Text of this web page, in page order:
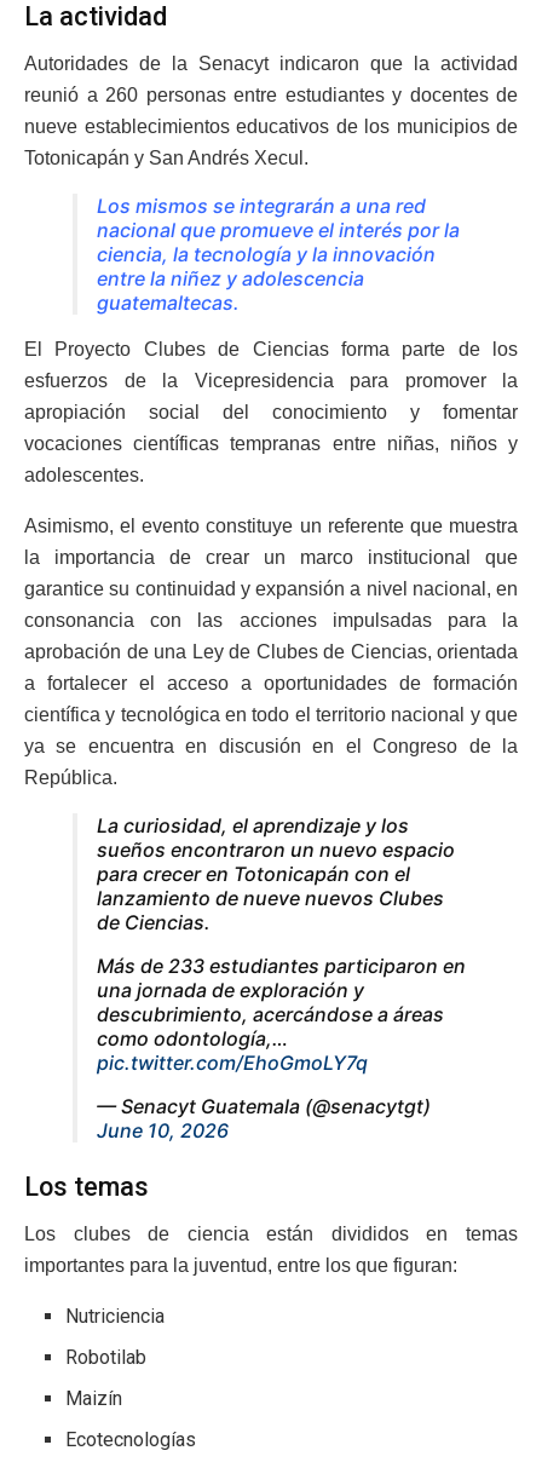
La actividad
Autoridades de la Senacyt indicaron que la actividad
reunió a 260 personas entre estudiantes y docentes de
nueve establecimientos educativos de los municipios de
Totonicapán y San Andrés Xecul.
Los mismos se integrarán a una red
nacional que promueve el interés por la
ciencia, la tecnología y la innovación
entre la niñez y adolescencia
guatemaltecas.
El Proyecto Clubes de Ciencias forma parte de los
esfuerzos de la Vicepresidencia para promover la
apropiación social del conocimiento y fomentar
vocaciones científicas tempranas entre niñas, niños y
adolescentes.
Asimismo, el evento constituye un referente que muestra
la importancia de crear un marco institucional que
garantice su continuidad y expansión a nivel nacional, en
consonancia con las acciones impulsadas para la
aprobación de una Ley de Clubes de Ciencias, orientada
a fortalecer el acceso a oportunidades de formación
científica y tecnológica en todo el territorio nacional y que
ya se encuentra en discusión en el Congreso de la
República.
La curiosidad, el aprendizaje y los
sueños encontraron un nuevo espacio
para crecer en Totonicapán con el
lanzamiento de nueve nuevos Clubes
de Ciencias.
Más de 233 estudiantes participaron en
una jornada de exploración y
descubrimiento, acercándose a áreas
como odontología,…
pic.twitter.com/EhoGmoLY7q
— Senacyt Guatemala (@senacytgt)
June 10, 2026
Los temas
Los clubes de ciencia están divididos en temas
importantes para la juventud, entre los que figuran:
Nutriciencia
Robotilab
Maizín
Ecotecnologías